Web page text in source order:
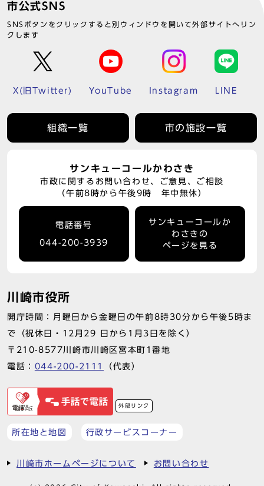
市公式SNS
SNSボタンをクリックすると別ウィンドウを開いて外部サイトへリン
クします
X(旧Twitter) YouTube Instagram LINE
組織一覧 市の施設一覧
サンキューコールかわさき
市政に関するお問い合わせ、ご意見、ご相談
（午前8時から午後9時 年中無休）
電話番号
044-200-3939
サンキューコールか
わさきの
ページを見る
川崎市役所
開庁時間：月曜日から金曜日の午前8時30分から午後5時ま
で（祝休日・12月29 日から1月3日を除く）
〒210-8577川崎市川崎区宮本町1番地
電話： 044-200-2111 （代表）
外部リンク
所在地と地図 行政サービスコーナー
川崎市ホームページについて お問い合わせ